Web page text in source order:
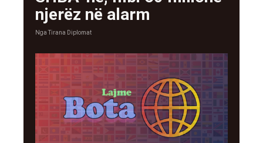
njerëz në alarm
Nga Tirana Diplomat